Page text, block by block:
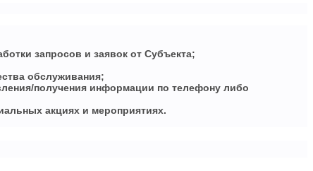
запросов и заявок от Субъекта;
обслуживания;
получения информации по телефону либо
акциях и мероприятиях.